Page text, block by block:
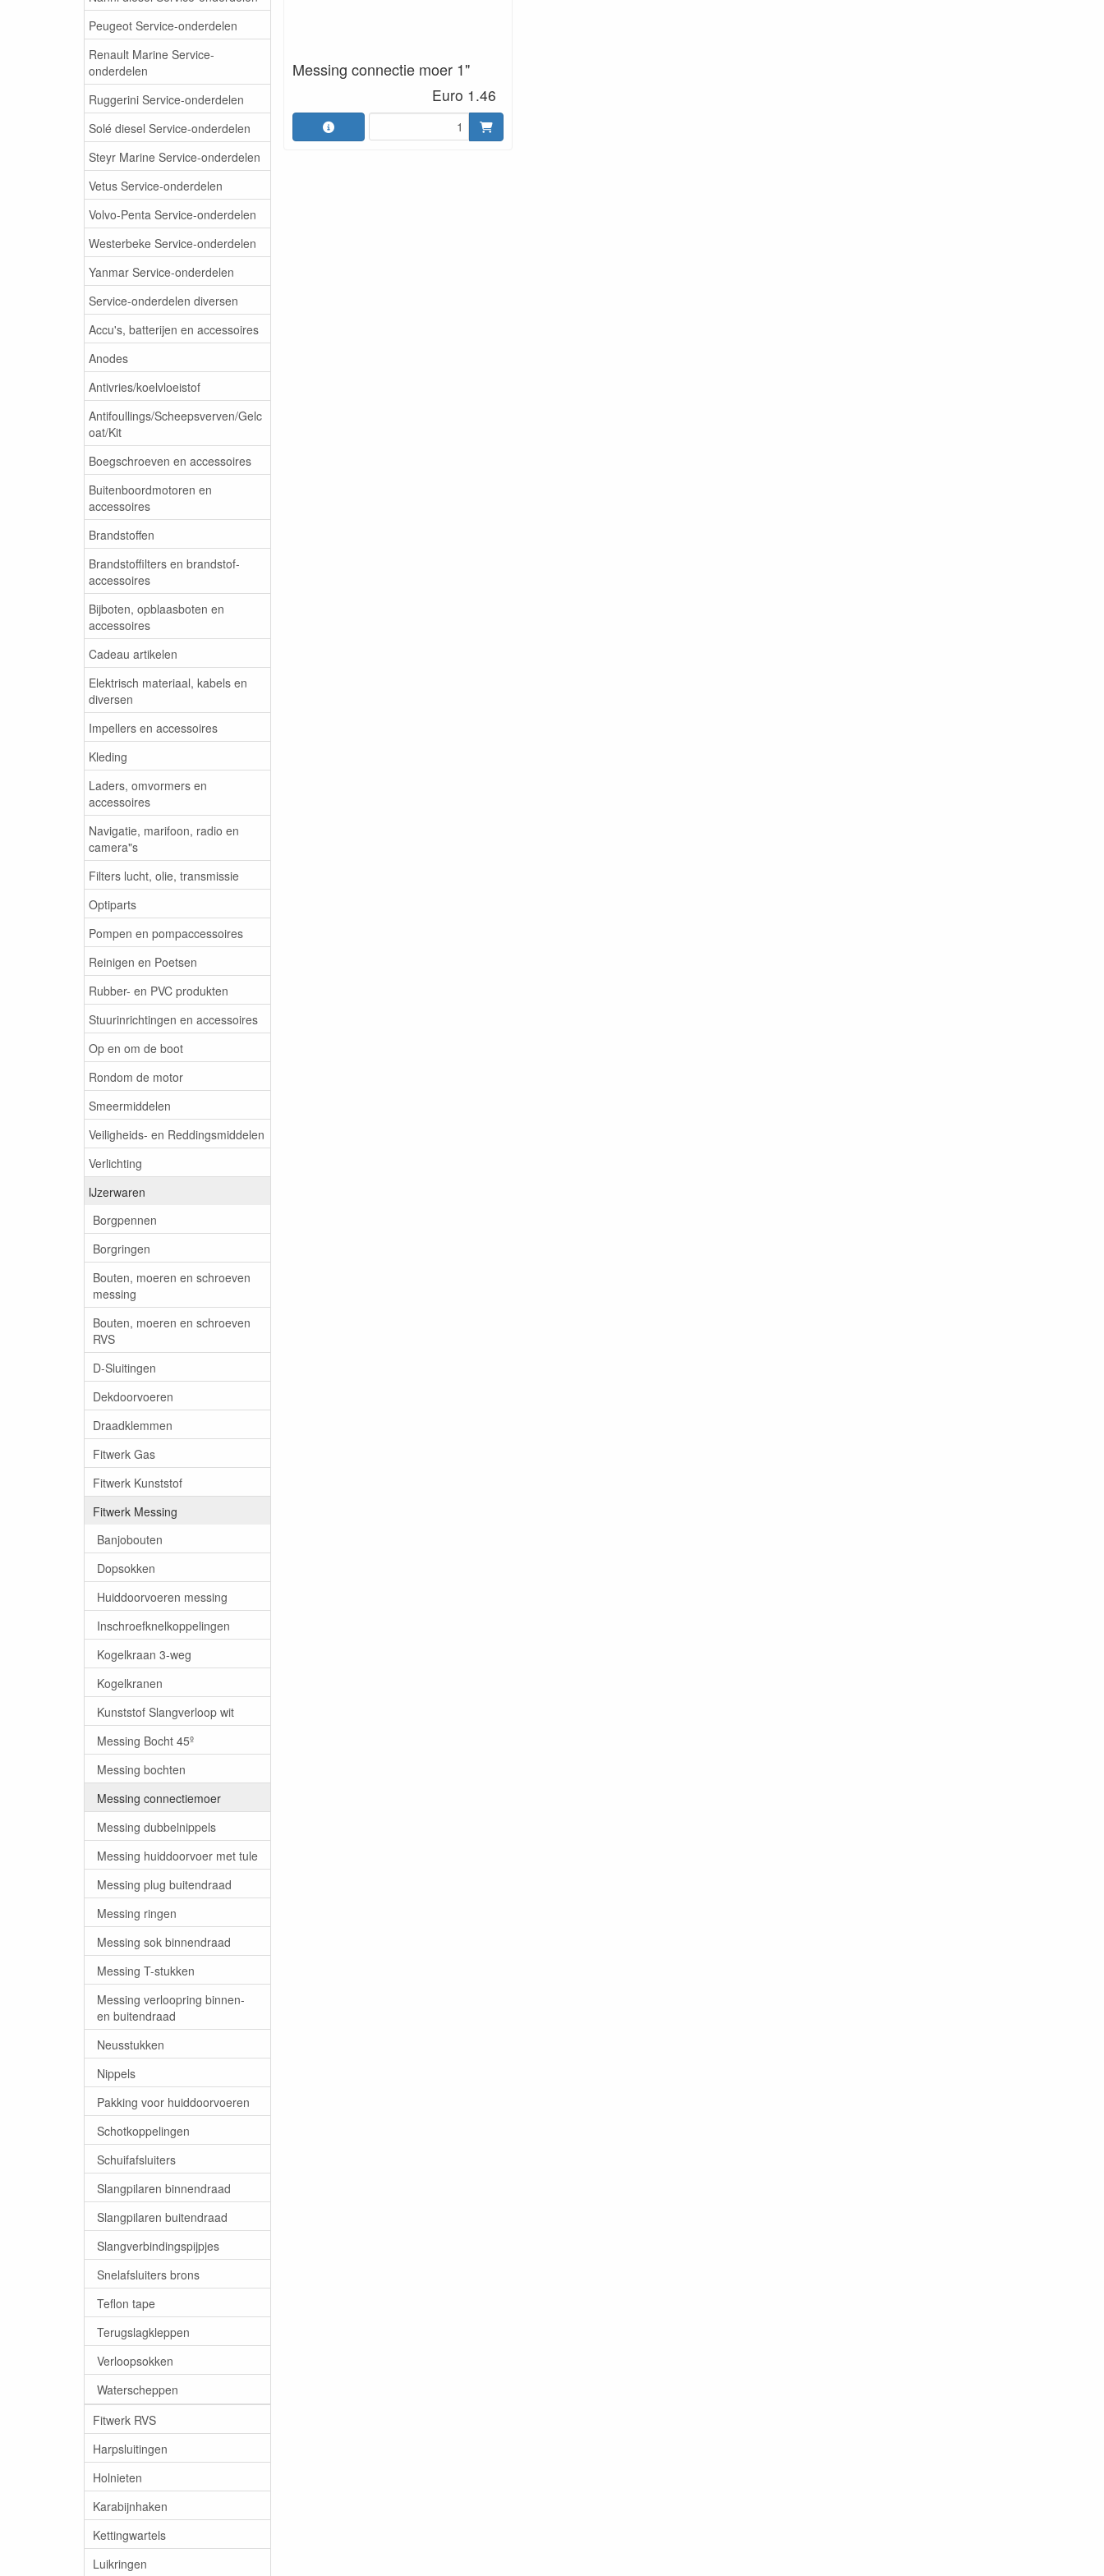
Peugeot Service-onderdelen
Renault Marine Service-
onderdelen
Ruggerini Service-onderdelen
Solé diesel Service-onderdelen
Steyr Marine Service-onderdelen
Vetus Service-onderdelen
Volvo-Penta Service-onderdelen
Westerbeke Service-onderdelen
Yanmar Service-onderdelen
Service-onderdelen diversen
Accu's, batterijen en accessoires
Anodes
Antivries/koelvloeistof
Antifoullings/Scheepsverven/Gelc
oat/Kit
Boegschroeven en accessoires
Buitenboordmotoren en
accessoires
Brandstoffen
Brandstoffilters en brandstof-
accessoires
Bijboten, opblaasboten en
accessoires
Cadeau artikelen
Elektrisch materiaal, kabels en
diversen
Impellers en accessoires
Kleding
Laders, omvormers en
accessoires
Navigatie, marifoon, radio en
camera"s
Filters lucht, olie, transmissie
Optiparts
Pompen en pompaccessoires
Reinigen en Poetsen
Rubber- en PVC produkten
Stuurinrichtingen en accessoires
Op en om de boot
Rondom de motor
Smeermiddelen
Veiligheids- en Reddingsmiddelen
Verlichting
IJzerwaren
Borgpennen
Borgringen
Bouten, moeren en schroeven
messing
Bouten, moeren en schroeven
RVS
D-Sluitingen
Dekdoorvoeren
Draadklemmen
Fitwerk Gas
Fitwerk Kunststof
Fitwerk Messing
Banjobouten
Dopsokken
Huiddoorvoeren messing
Inschroefknelkoppelingen
Kogelkraan 3-weg
Kogelkranen
Kunststof Slangverloop wit
Messing Bocht 45º
Messing bochten
Messing connectiemoer
Messing dubbelnippels
Messing huiddoorvoer met tule
Messing plug buitendraad
Messing ringen
Messing sok binnendraad
Messing T-stukken
Messing verloopring binnen-
en buitendraad
Neusstukken
Nippels
Pakking voor huiddoorvoeren
Schotkoppelingen
Schuifafsluiters
Slangpilaren binnendraad
Slangpilaren buitendraad
Slangverbindingspijpjes
Snelafsluiters brons
Teflon tape
Terugslagkleppen
Verloopsokken
Waterscheppen
Fitwerk RVS
Harpsluitingen
Holnieten
Karabijnhaken
Kettingwartels
Luikringen
Messing connectie moer 1"
Euro 1.46